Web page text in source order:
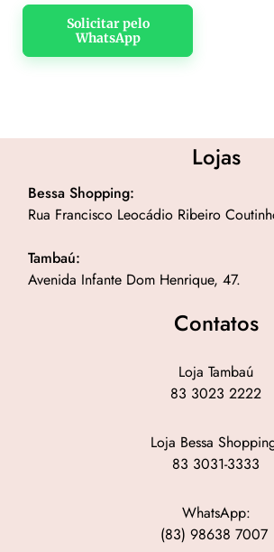
Solicitar pelo
WhatsApp
Lojas
Bessa Shopping:
Rua Francisco Leocádio Ribeiro
Tambaú:
Avenida Infante Dom Henrique, 47.
Contatos
Loja Tambaú
83 3023 2222
Loja Bessa
83 3031-3333
WhatsApp:
(83) 98638 7007